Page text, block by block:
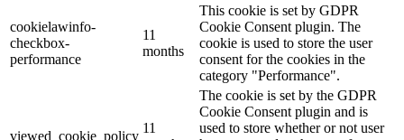
cookielawinfo-
checkbox-
performance
11
months
This cookie is set by GDPR
Cookie Consent plugin. The
cookie is used to store the user
consent for the cookies in the
category "Performance".
viewed_cookie_policy
11
The cookie is set by the GDPR
Cookie Consent plugin and is
used to store whether or not user